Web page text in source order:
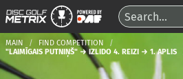
MAIN
FIND COMPETITION
"LAIMĪGAIS PUTNIŅŠ" → IZLIDO 4. REIZI → 1. APLIS